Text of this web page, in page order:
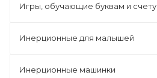
Игры, обучающие буквам и счету
Инерционные для малышей
Инерционные машинки